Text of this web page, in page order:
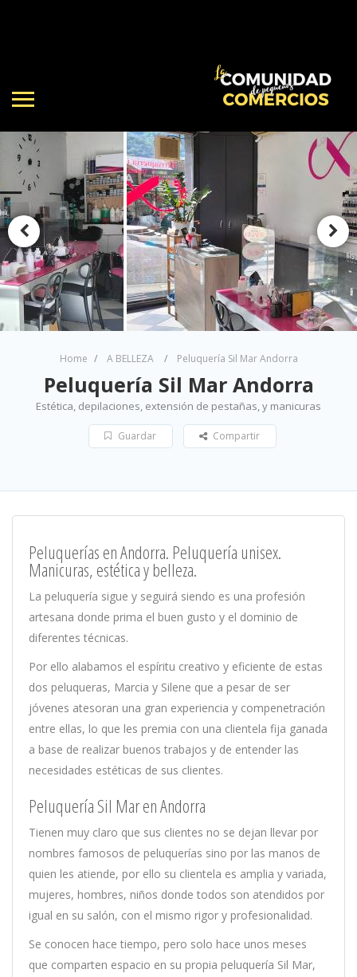
Home A BELLEZA Peluquería Sil Mar Andorra
Peluquería Sil Mar Andorra
Estética, depilaciones, extensión de pestañas, y manicuras
Guardar Compartir
Peluquerías en Andorra. Peluquería unisex.
Manicuras, estética y belleza.
La peluquería sigue y seguirá siendo es una profesión
artesana donde prima el buen gusto y el dominio de
diferentes técnicas.
Por ello alabamos el espíritu creativo y eficiente de estas
dos peluqueras, Marcia y Silene que a pesar de ser
jóvenes atesoran una gran experiencia y compenetración
entre ellas, lo que les premia con una clientela fija ganada
a base de realizar buenos trabajos y de entender las
necesidades estéticas de sus clientes.
Peluquería Sil Mar en Andorra
Tienen muy claro que sus clientes no se dejan llevar por
nombres famosos de peluquerías sino por las manos de
quien les atiende, por ello su clientela es amplia y variada,
mujeres, hombres, niños donde todos son atendidos por
igual en su salón, con el mismo rigor y profesionalidad.
Se conocen hace tiempo, pero solo hace unos meses
que comparten espacio en su propia peluquería Sil Mar,